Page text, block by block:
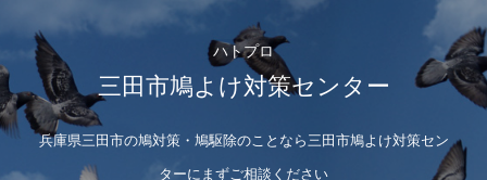
ハトプロ
三田市鳩よけ対策センター
兵庫県三田市の鳩対策・鳩駆除のことなら三田市鳩よけ対策セン
ターにまずご相談ください